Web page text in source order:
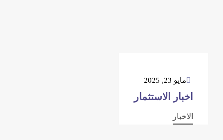
مايو 23, 2025
اخبار الاستثمار
الاخبار